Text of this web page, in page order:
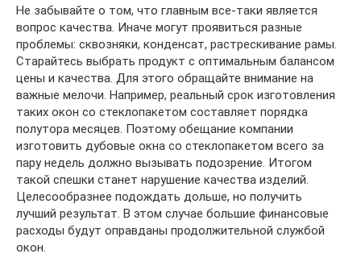
Не забывайте о том, что главным все-таки является
вопрос качества. Иначе могут проявиться разные
проблемы: сквозняки, конденсат, растрескивание рамы.
Старайтесь выбрать продукт с оптимальным балансом
цены и качества. Для этого обращайте внимание на
важные мелочи. Например, реальный срок изготовления
таких окон со стеклопакетом составляет порядка
полутора месяцев. Поэтому обещание компании
изготовить дубовые окна со стеклопакетом всего за
пару недель должно вызывать подозрение. Итогом
такой спешки станет нарушение качества изделий.
Целесообразнее подождать дольше, но получить
лучший результат. В этом случае большие финансовые
расходы будут оправданы продолжительной службой
окон.